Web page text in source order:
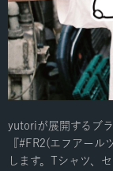
yutoriが展開するブ
『#FR2(エフアール
します。Tシャツ、